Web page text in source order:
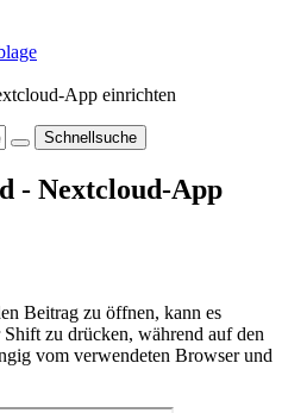
App einrichten
Schnellsuche
- Nextcloud-App
Beitrag zu öffnen, kann es
zu drücken, während auf den
vom verwendeten Browser und